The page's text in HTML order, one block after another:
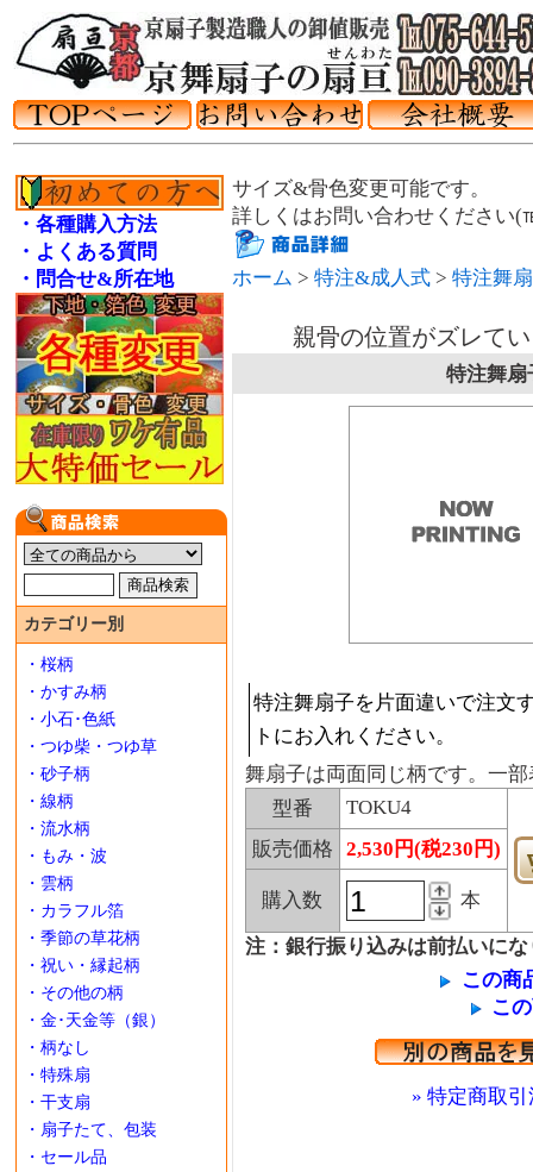
・各種購入方法
・よくある質問
・問合せ&所在地
カテゴリー別
・桜柄
・かすみ柄
・小石･色紙
・つゆ柴・つゆ草
・砂子柄
・線柄
・流水柄
・もみ・波
・雲柄
・カラフル箔
・季節の草花柄
・祝い・縁起柄
・その他の柄
・金･天金等（銀）
・柄なし
・特殊扇
・干支扇
・扇子たて、包装
・セール品
サイズ&骨色変更可能です。
詳しくはお問い合わせください
ホーム > 特注&成人式 > 特注舞
親骨の位置がズレて
特注舞扇
特注舞扇子を片面違いで注文
トにお入れください。
舞扇子は両面同じ柄です。一
型番
TOKU4
販売価格
2,530円(税230円)
購入数 本
注：銀行振り込みは前払いに
この商
こ
» 特定商取